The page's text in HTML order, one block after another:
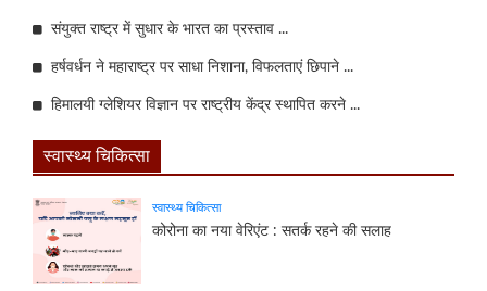
संयुक्त राष्ट्र में सुधार के भारत का प्रस्ताव ...
हर्षवर्धन ने महाराष्ट्र पर साधा निशाना, विफलताएं छिपाने ...
हिमालयी ग्लेशियर विज्ञान पर राष्ट्रीय केंद्र स्थापित करने ...
स्वास्थ्य चिकित्सा
स्वास्थ्य चिकित्सा
कोरोना का नया वेरिएंट : सतर्क रहने की सलाह